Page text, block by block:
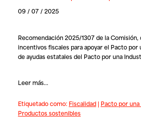
09 / 07 / 2025
Recomendación 2025/1307 de la
incentivos fiscales para apoyar el Pacto
de ayudas estatales del Pacto por una
Leer más...
Etiquetado como: Fiscalidad| Pacto por
Productos sostenibles